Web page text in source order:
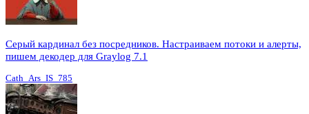
Серый кардинал без посредников. Настраиваем потоки и алерты,
пишем декодер для Graylog 7.1
Cath_Ars_IS_785